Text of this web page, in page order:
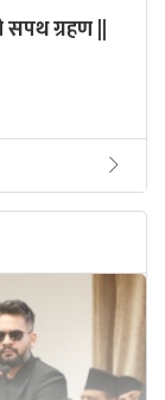
सपथ ग्रहण ||